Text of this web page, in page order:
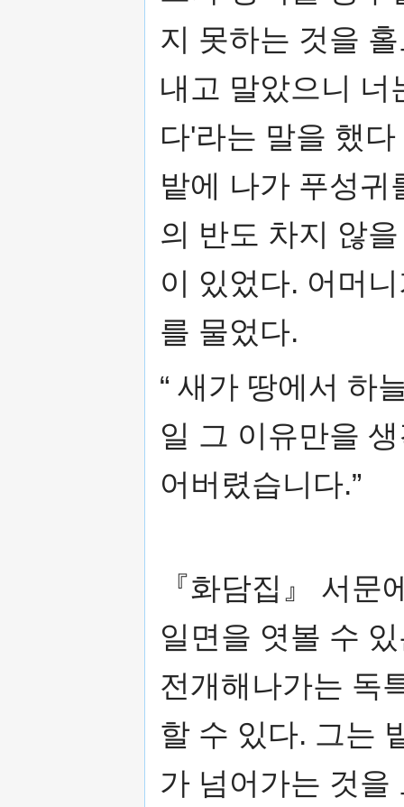
지 못하는 것을
내고 말았으니 너
다'라는 말을 했
밭에 나가 푸성귀
의 반도 차지 않
이 있었다. 어머
를 물었다.
“ 새가 땅에서 하
일 그 이유만을
어버렸습니다.”
『화담집』 서
일면을 엿볼 수
전개해나가는 독
할 수 있다. 그는
가 넘어가는 것을